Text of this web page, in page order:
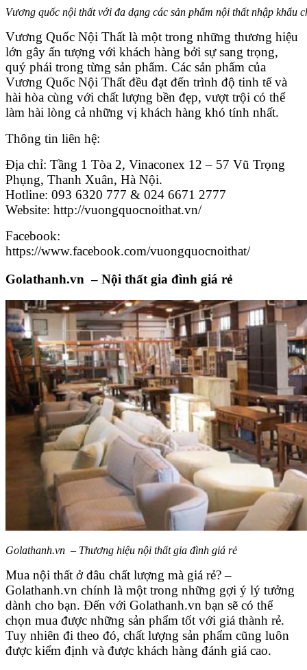
Vương quốc nội thất với đa dạng các sản phẩm nội thất nhập khẩu
Vương Quốc Nội Thất là một trong những thương hiệu
lớn gây ấn tượng với khách hàng bởi sự sang trọng,
quý phái trong từng sản phẩm. Các sản phẩm của
Vương Quốc Nội Thất đều đạt đến trình độ tinh tế và
hài hòa cùng với chất lượng bền đẹp, vượt trội có thể
làm hài lòng cả những vị khách hàng khó tính nhất.
Thông tin liên hệ:
Địa chỉ: Tầng 1 Tòa 2, Vinaconex 12 – 57 Vũ Trọng
Phụng, Thanh Xuân, Hà Nội.
Hotline: 093 6320 777 & 024 6671 2777
Website: http://vuongquocnoithat.vn/
Facebook:
https://www.facebook.com/vuongquocnoithat/
Golathanh.vn – Nội thất gia đình giá rẻ
Golathanh.vn – Thương hiệu nội thất gia đình giá rẻ
Mua nội thất ở đâu chất lượng mà giá rẻ? –
Golathanh.vn chính là một trong những gợi ý lý tưởng
dành cho bạn. Đến với Golathanh.vn bạn sẽ có thể
chọn mua được những sản phẩm tốt với giá thành rẻ.
Tuy nhiên đi theo đó, chất lượng sản phẩm cũng luôn
được kiểm định và được khách hàng đánh giá cao.